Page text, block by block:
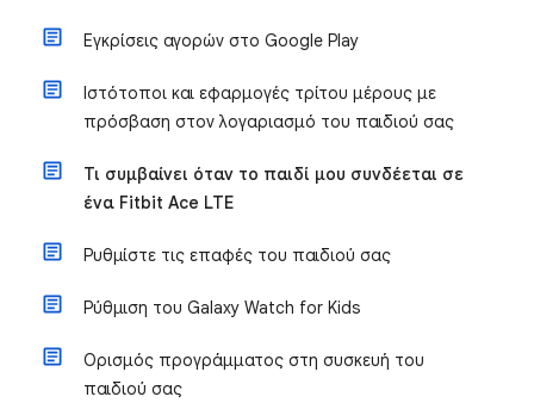
Εγκρίσεις αγορών στο Google Play
Ιστότοποι και εφαρμογές τρίτου μέρους με
πρόσβαση στον λογαριασμό του παιδιού σας
Τι συμβαίνει όταν το παιδί μου συνδέεται σε
ένα Fitbit Ace LTE
Ρυθμίστε τις επαφές του παιδιού σας
Ρύθμιση του Galaxy Watch for Kids
Ορισμός προγράμματος στη συσκευή του
παιδιού σας